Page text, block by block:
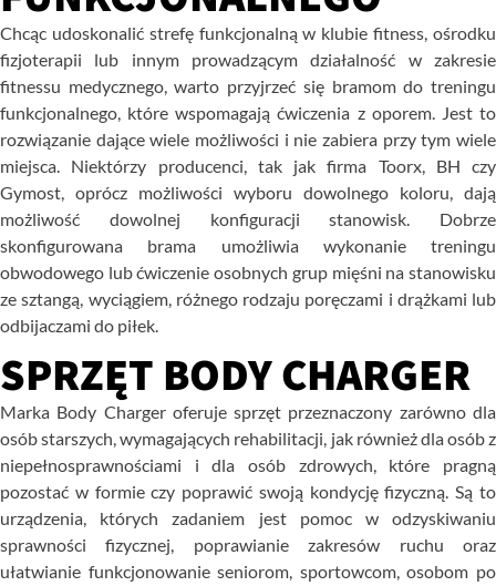
Chcąc udoskonalić strefę funkcjonalną w klubie fitness, ośrodku
fizjoterapii
lub innym prowadzącymdziałalność w zakresie
fitnessu medycznego, warto przyjrzeć się bramom do treningu
funkcjonalnego, które wspomagają ćwiczenia z oporem. Jest to
rozwiązanie dające wiele możliwości i nie zabiera przytym wiele
miejsca. Niektórzy producenci, tak jak firma Toorx, BH czy
Gymost, oprócz możliwości wyboru dowolnego koloru, dają
możliwość
dowolnej konfiguracji stanowisk.
Dobrze
skonfigurowana brama umożliwia wykonanie
treningu
obwodowego lubćwiczenie osobnych grup mięśni nastanowisku
ze sztangą, wyciągiem, różnego rodzaju poręczami i drążkami lub
odbijaczami do piłek.
SPRZĘT BODY CHARGER
Marka Body Charger oferuje sprzęt przeznaczony zarówno dla
osóbstarszych,wymagających rehabilitacji, jak równieżdlaosóbz
niepełnosprawnościami
i dla osób zdrowych, które
pragną
pozostać w formie czy poprawić swoją kondycję fizyczną. Są to
urządzenia,
których zadaniem jest pomoc wodzyskiwaniu
sprawności
fizycznej, poprawianie zakresów ruchu
oraz
ułatwianie funkcjonowanieseniorom, sportowcom, osobom po